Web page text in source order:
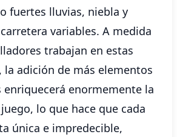
fuertes lluvias, niebla y
variables. A medida
trabajan en estas
la adición de más elementos
enormemente la
lo que hace que cada
única e impredecible,